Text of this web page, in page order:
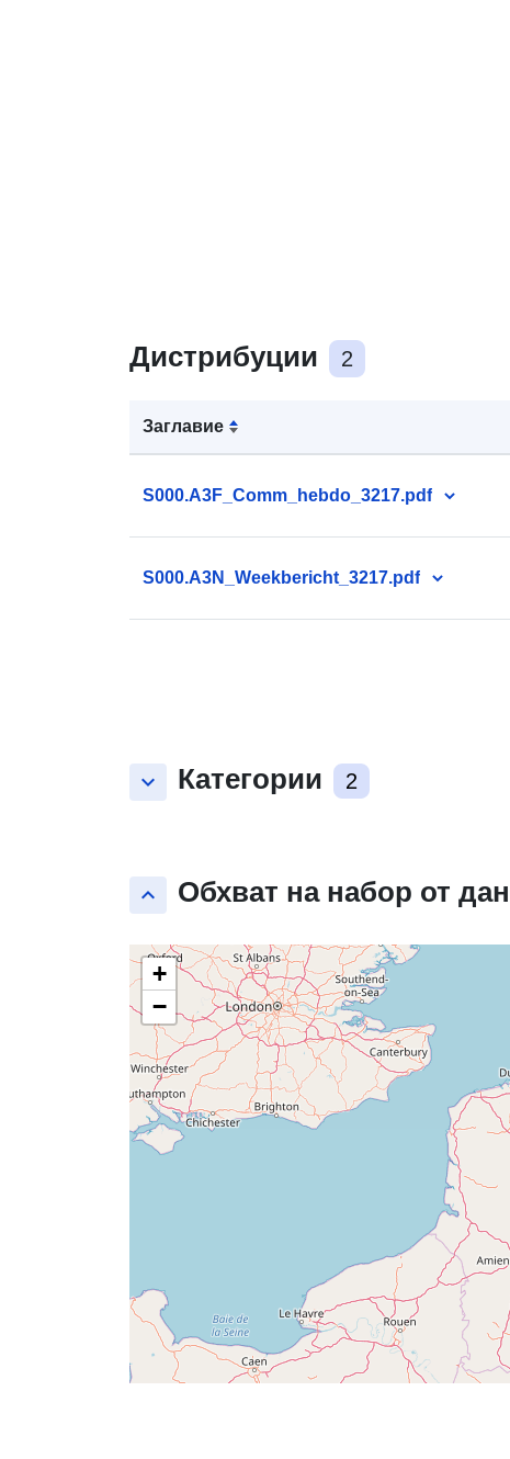
Дистрибуции 2
Заглавие
S000.A3F_Comm_hebdo_3217.pdf
S000.A3N_Weekbericht_3217.pdf
keyboard_arrow_down Категории 2
keyboard_arrow_up Обхват на набор от
+
−